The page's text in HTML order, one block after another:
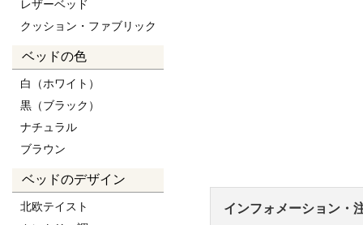
レザーベッド
クッション・ファブリック
ベッドの色
白（ホワイト）
黒（ブラック）
ナチュラル
ブラウン
ベッドのデザイン
北欧テイスト
インフォメーション・